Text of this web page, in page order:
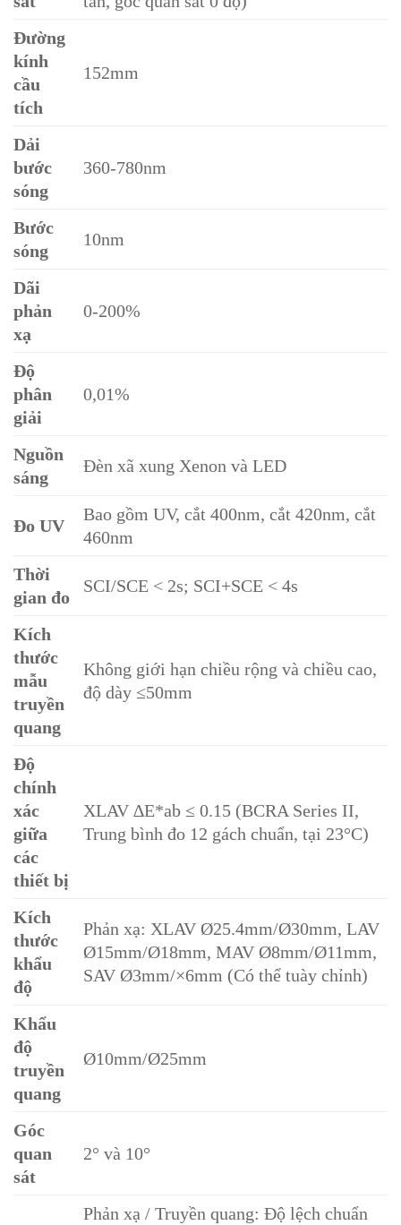
Đường
kính
cầu
tích
152mm
Dải
bước
sóng
360-780nm
Bước
sóng
10nm
Dãi
phản
xạ
0-200%
Độ
phân
giải
0,01%
Nguồn
sáng
Đèn xã xung Xenon và LED
Đo UV
Bao gồm UV, cắt 400nm, cắt 420nm, cắt
460nm
Thời
gian đo
SCI/SCE < 2s; SCI+SCE < 4s
Kích
thước
mẫu
truyền
quang
Không giới hạn chiều rộng và chiều cao,
độ dày ≤50mm
Độ
chính
xác
giữa
các
thiết bị
XLAV ∆E*ab ≤ 0.15 (BCRA Series II,
Trung bình đo 12 gách chuẩn, tại 23°C)
Kích
thước
khẩu
độ
Phản xạ: XLAV Ø25.4mm/Ø30mm, LAV
Ø15mm/Ø18mm, MAV Ø8mm/Ø11mm,
SAV Ø3mm/×6mm (Có thể tuày chỉnh)
Khẩu
độ
truyền
quang
Ø10mm/Ø25mm
Góc
quan
sát
2° và 10°
Phản xạ / Truyền quang: Độ lệch chuẩn